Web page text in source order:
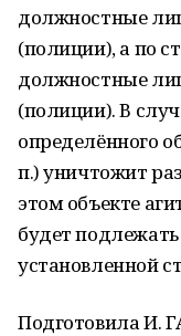
должностные
(полиции), а по
должностные
(полиции). В
определённого
п.) уничтожит
этом объекте
будет подлежать
установленной
Подготовила И.